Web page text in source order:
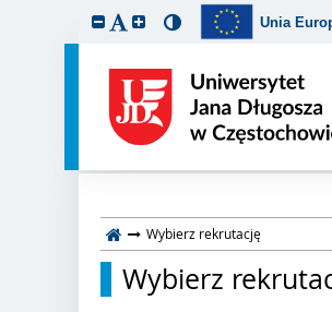
Unia
Wybierz rekrutację
Wybierz